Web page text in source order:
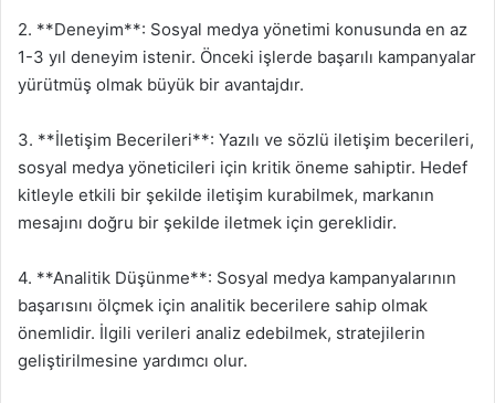
2. **Deneyim**: Sosyal medya yönetimi konusunda en az
1-3 yıl deneyim istenir. Önceki işlerde başarılı kampanyalar
yürütmüş olmak büyük bir avantajdır.
3. **İletişim Becerileri**: Yazılı ve sözlü iletişim becerileri,
sosyal medya yöneticileri için kritik öneme sahiptir. Hedef
kitleyle etkili bir şekilde iletişim kurabilmek, markanın
mesajını doğru bir şekilde iletmek için gereklidir.
4. **Analitik Düşünme**: Sosyal medya kampanyalarının
başarısını ölçmek için analitik becerilere sahip olmak
önemlidir. İlgili verileri analiz edebilmek, stratejilerin
geliştirilmesine yardımcı olur.